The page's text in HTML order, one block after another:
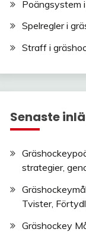
Poängsystem
Spelregler i
Straff i
Senaste
strategier,
Tvister,
Gräshockey